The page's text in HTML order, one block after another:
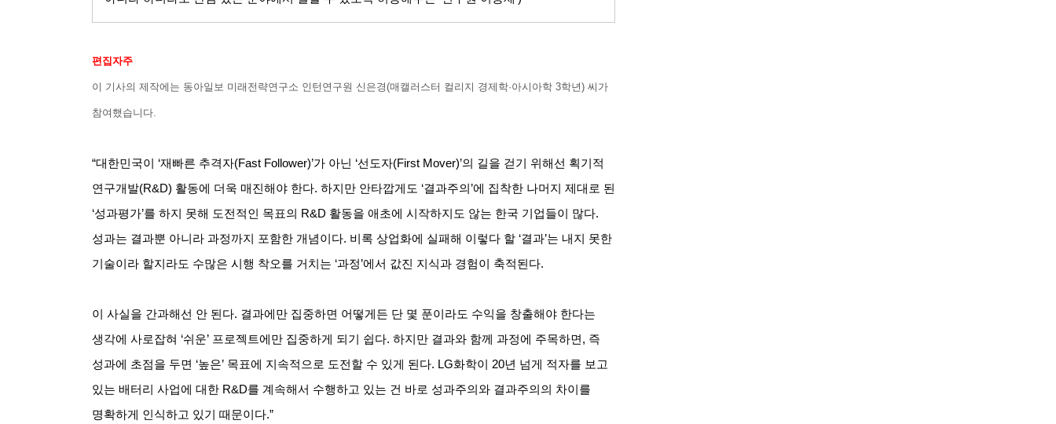
편집자주
이 기사의 제작에는 동아일보 미래전략연구소 인턴연구원 신은경(매캘러스터 컬리지 경제학·아시아학 3학년) 씨가
참여했습니다
“대한민국이 ‘재빠른 추격자(Fast Follower)’가 아닌 ‘선도자(First Mover)’의 길을 걷기 위해선 획기적
연구개발(R&D) 활동에 더욱 매진해야 한다. 하지만 안타깝게도 ‘결과주의’에 집착한 나머지 제대로 된
‘성과평가’를 하지 못해 도전적인 목표의 R&D 활동을 애초에 시작하지도 않는 한국 기업들이 많다.
성과는 결과뿐 아니라 과정까지 포함한 개념이다. 비록 상업화에 실패해 이렇다 할 ‘결과’는 내지 못한
기술이라 할지라도 수많은 시행 착오를 거치는 ‘과정’에서 값진 지식과 경험이 축적된다.
이 사실을 간과해선 안 된다. 결과에만 집중하면 어떻게든 단 몇 푼이라도 수익을 창출해야 한다는
생각에 사로잡혀 ‘쉬운’ 프로젝트에만 집중하게 되기 쉽다. 하지만 결과와 함께 과정에 주목하면, 즉
성과에 초점을 두면 ‘높은’ 목표에 지속적으로 도전할 수 있게 된다. LG화학이 20년 넘게 적자를 보고
있는 배터리 사업에 대한 R&D를 계속해서 수행하고 있는 건 바로 성과주의와 결과주의의 차이를
명확하게 인식하고 있기 때문이다.”